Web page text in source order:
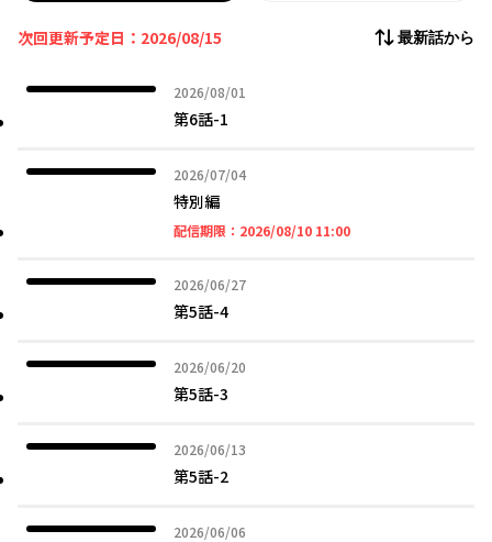
次回更新予定日：2026/08/15 最新話から
2026/08/01
2026年08月01日
第6話-1
2026/07/04
2026年07月04日
特別編
配信期限： 2026/08/10 11:002026年08月10日 11時
2026/06/27
2026年06月27日
第5話-4
2026/06/20
2026年06月20日
第5話-3
2026/06/13
2026年06月13日
第5話-2
2026/06/06
2026年06月06日